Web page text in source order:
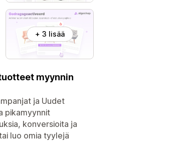
+ 3 lisää
myynnin
ja Uudet
pikamyynnit
konversioita ja
luo omia tyylejä